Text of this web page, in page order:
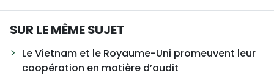
SUR LE MÊME SUJET
Le Vietnam et le Royaume-Uni promeuvent leur
coopération en matière d’audit